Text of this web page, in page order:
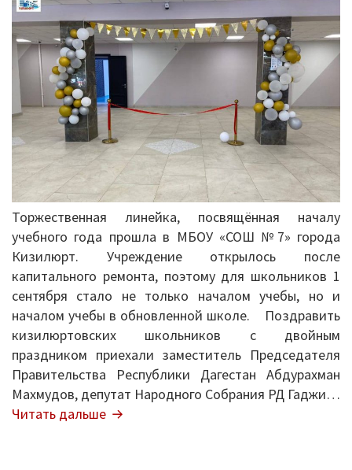
Распоряжения
Приказы
Архив приказов
Информационные письма
Письма 2021-2023
Письма 2019-2020
Письма 2018-2019
Архив писем
План работы
Прием иностранных граждан
ГИА 2026
Конфликтная комиссия
«СОШ
№7»
города
Кизилюрта
после
ремонта
Торжественная линейка, посвящённая началу
учебного года прошла в МБОУ «СОШ №7» города
Кизилюрт. Учреждение открылось после
капитального ремонта, поэтому для школьников 1
сентября стало не только началом учебы, но и
началом учебы в обновленной школе. Поздравить
кизилюртовских школьников с двойным
праздником приехали заместитель Председателя
Правительства Республики Дагестан Абдурахман
Махмудов, депутат Народного Собрания РД Гаджи…
Читать дальше Открытие